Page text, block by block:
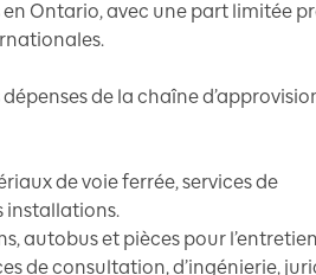
Ontario, avec une part limitée
de la chaîne
de voie ferrée, services de
installations.
autobus et pièces pour
de consultation, d’ingénierie,